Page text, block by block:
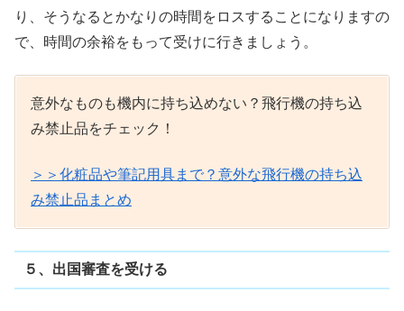
り、そうなるとかなりの時間をロスすることになりますの
で、時間の余裕をもって受けに行きましょう。
意外なものも機内に持ち込めない？飛行機の持ち込
み禁止品をチェック！
＞＞化粧品や筆記用具まで？意外な飛行機の持ち込
み禁止品まとめ
５、出国審査を受ける